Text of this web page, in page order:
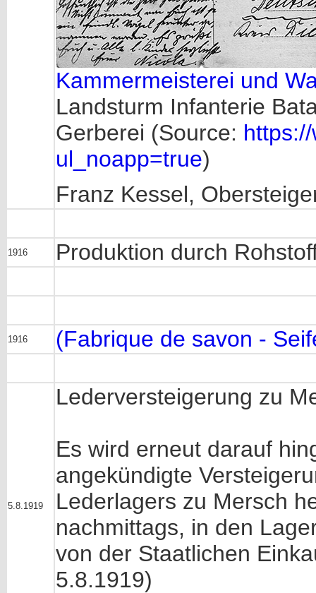
Kammermeisterei und
Landsturm Infanterie
Gerberei (Source:
ul_noapp=true)
Franz Kessel,
1916 Produktion durch
1916 (Fabrique de savon -
5.8.1919
Lederversteigerung zu
Es wird erneut darauf
angekündigte
Lederlagers zu Mersch
nachmittags, in den
von der Staatlichen
5.8.1919)